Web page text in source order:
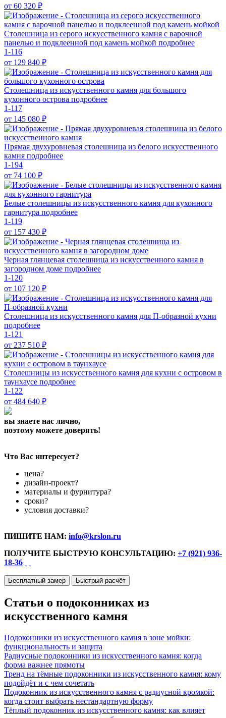
от 60 320 ₽
Столешница из серого искусственного камня с варочной
панелью и подклеенной под камень мойкой подробнее
1-116
от 129 840 ₽
Столешница из искусственного камня для большого
кухонного острова подробнее
1-117
от 145 080 ₽
Прямая двухуровневая столешница из белого искусственного
камня подробнее
1-194
от 74 100 ₽
Белые столешницы из искусственного камня для кухонного
гарнитура подробнее
1-119
от 157 430 ₽
Черная глянцевая столешница из искусственного камня в
загородном доме подробнее
1-120
от 107 120 ₽
Столешница из искусственного камня для П-образной кухни
подробнее
1-121
от 237 510 ₽
Столешницы из искусственного камня для кухни с островом в
таунхаусе подробнее
1-122
от 484 640 ₽
вы знаете нас лично,
поэтому можете доверять!
Что Вас интересует?
цена?
дизайн-проект?
материалы и фурнитура?
сроки?
условия доставки?
ПИШИТЕ НАМ: info@krslon.ru
ПОЛУЧИТЕ БЫСТРУЮ КОНСУЛЬТАЦИЮ: +7 (921) 936-
18-36
Бесплатный замер Быстрый расчёт
Статьи о подоконниках из
искусственного камня
Подоконники из искусственного камня в зоне мойки:
функциональность и защита
Радиусные подоконники из искусственного камня: когда
форма важнее прямоты
Тренд на тёмные подоконники из искусственного камня: кому
подойдёт и с чем сочетать
Подоконник из искусственного камня с радиусной кромкой:
когда стоит выбрать нестандартную форму
Тёплый подоконник из искусственного камня: как влияет